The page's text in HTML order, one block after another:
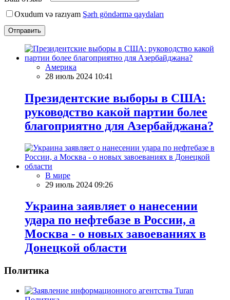
Oxudum və razıyam Şərh göndərmə qaydaları
Отправить
Америка
28 июль 2024 10:41
Президентские выборы в США:
руководство какой партии более
благоприятно для Азербайджана?
В мире
29 июль 2024 09:26
Украина заявляет о нанесении
удара по нефтебазе в России, а
Москва - о новых завоеваниях в
Донецкой области
Политика